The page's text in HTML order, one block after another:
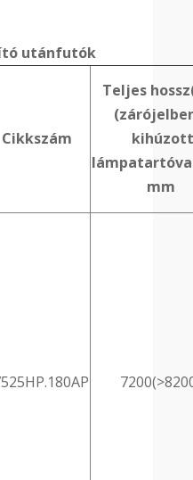
utánfutók
Cikkszám
Teljes
kihúzott
mm